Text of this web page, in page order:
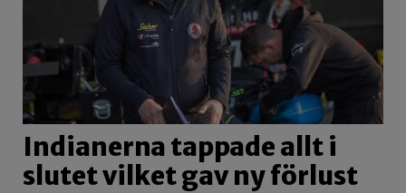
Indianerna tappade allt i
slutet vilket gav ny förlust